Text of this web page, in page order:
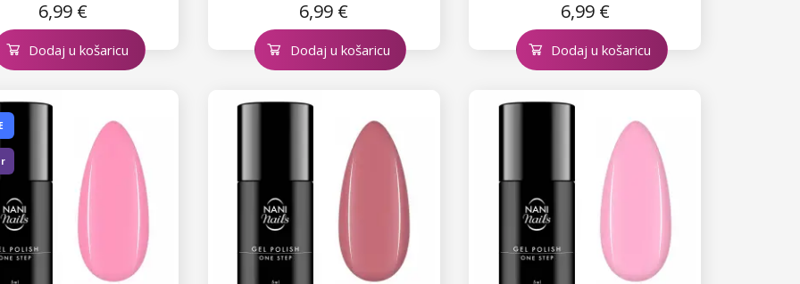
6,99 €
Dodaj u košaricu
6,99 €
Dodaj u košaricu
6,99 €
Dodaj u košaricu